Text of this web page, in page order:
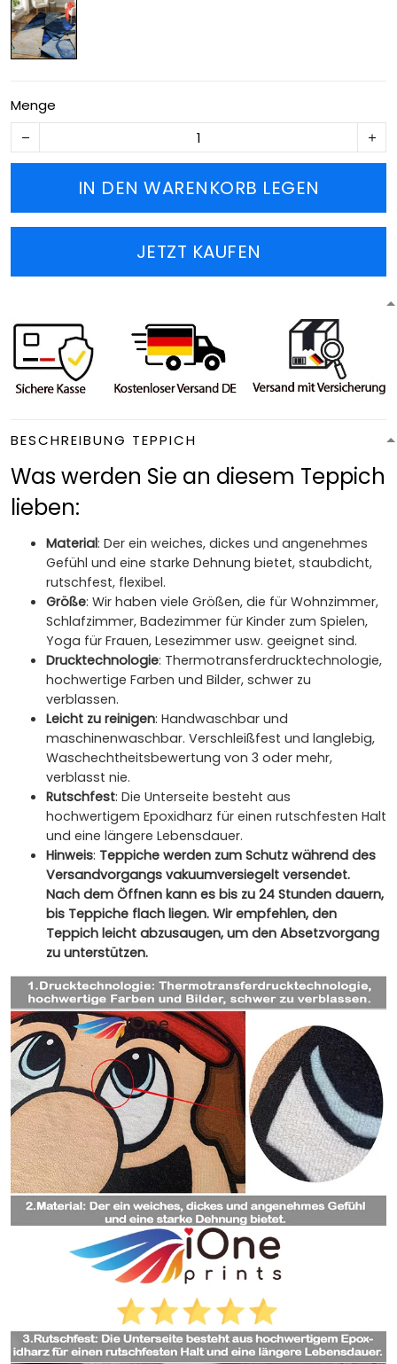
Menge
IN DEN WARENKORB LEGEN
JETZT KAUFEN
BESCHREIBUNG TEPPICH
Was werden Sie an diesem Teppich
lieben:
Material: Der ein weiches, dickes und angenehmes
Gefühl und eine starke Dehnung bietet, staubdicht,
rutschfest, flexibel.
Größe: Wir haben viele Größen, die für Wohnzimmer,
Schlafzimmer, Badezimmer für Kinder zum Spielen,
Yoga für Frauen, Lesezimmer usw. geeignet sind.
Drucktechnologie: Thermotransferdrucktechnologie,
hochwertige Farben und Bilder, schwer zu
verblassen.
Leicht zu reinigen: Handwaschbar und
maschinenwaschbar. Verschleißfest und langlebig,
Waschechtheitsbewertung von 3 oder mehr,
verblasst nie.
Rutschfest: Die Unterseite besteht aus
hochwertigem Epoxidharz für einen rutschfesten Halt
und eine längere Lebensdauer.
Hinweis: Teppiche werden zum Schutz während des
Versandvorgangs vakuumversiegelt versendet.
Nach dem Öffnen kann es bis zu 24 Stunden dauern,
bis Teppiche flach liegen. Wir empfehlen, den
Teppich leicht abzusaugen, um den Absetzvorgang
zu unterstützen.